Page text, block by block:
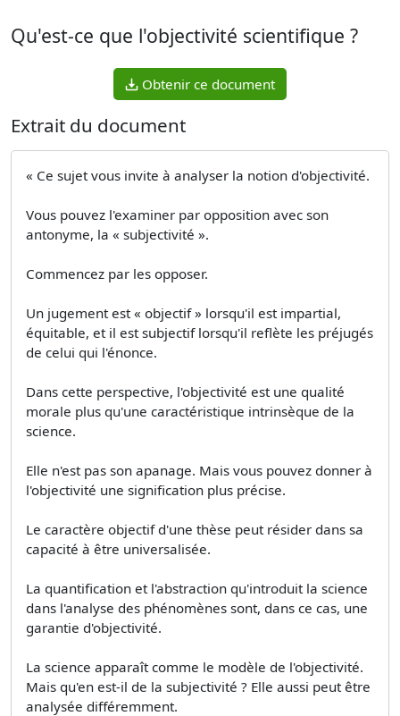
Qu'est-ce que l'objectivité scientifique ?
Obtenir ce document
Extrait du document
« Ce sujet vous invite à analyser la notion d'objectivité.
Vous pouvez l'examiner par opposition avec son
antonyme, la « subjectivité ».
Commencez par les opposer.
Un jugement est « objectif » lorsqu'il est impartial,
équitable, et il est subjectif lorsqu'il reflète les préjugés
de celui qui l'énonce.
Dans cette perspective, l'objectivité est une qualité
morale plus qu'une caractéristique intrinsèque de la
science.
Elle n'est pas son apanage. Mais vous pouvez donner à
l'objectivité une signification plus précise.
Le caractère objectif d'une thèse peut résider dans sa
capacité à être universalisée.
La quantification et l'abstraction qu'introduit la science
dans l'analyse des phénomènes sont, dans ce cas, une
garantie d'objectivité.
La science apparaît comme le modèle de l'objectivité.
Mais qu'en est-il de la subjectivité ? Elle aussi peut être
analysée différemment.